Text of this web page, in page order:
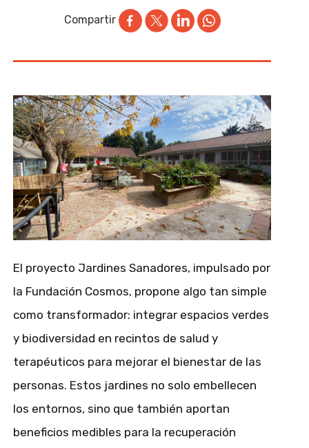
Compartir
El proyecto Jardines Sanadores, impulsado por
la Fundación Cosmos, propone algo tan simple
como transformador: integrar espacios verdes
y biodiversidad en recintos de salud y
terapéuticos para mejorar el bienestar de las
personas. Estos jardines no solo embellecen
los entornos, sino que también aportan
beneficios medibles para la recuperación